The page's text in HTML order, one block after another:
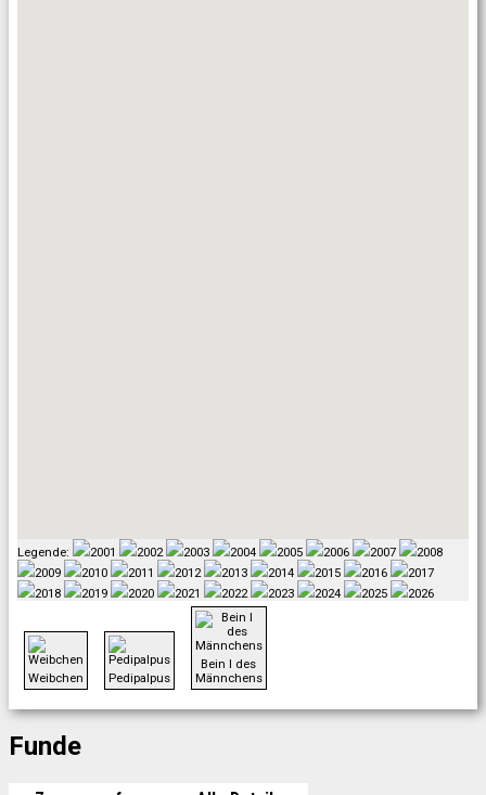
Legende: 2001 2002 2003 2004 2005 2006 2007
2008
2009
2010 2011 2012 2013 2014 2015 2016
2017
2018
2019 2020 2021 2022 2023 2024 2025 2026
Weibchen Pedipalpus
Bein I des
Männchens
Funde